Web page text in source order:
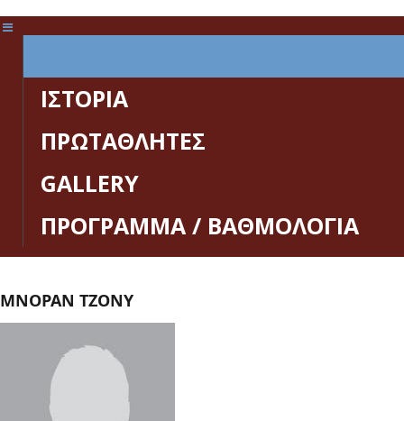
ΙΣΤΟΡΙΑ
ΠΡΩΤΑΘΛΗΤΕΣ
GALLERY
ΠΡΟΓΡΑΜΜΑ / ΒΑΘΜΟΛΟΓΙΑ
ΜΝΟΡΑΝ ΤΖΟΝΥ